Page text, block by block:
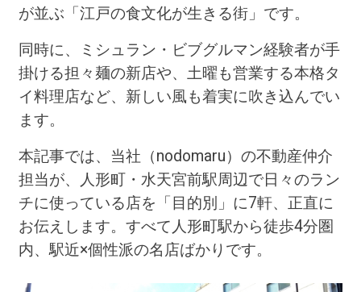
が並ぶ「江戸の食文化が生きる街」です。
同時に、ミシュラン・ビブグルマン経験者が手
掛ける担々麺の新店や、土曜も営業する本格タ
イ料理店など、新しい風も着実に吹き込んでい
ます。
本記事では、当社（nodomaru）の不動産仲介
担当が、人形町・水天宮前駅周辺で日々のラン
チに使っている店を「目的別」に7軒、正直に
お伝えします。すべて人形町駅から徒歩4分圏
内、駅近×個性派の名店ばかりです。